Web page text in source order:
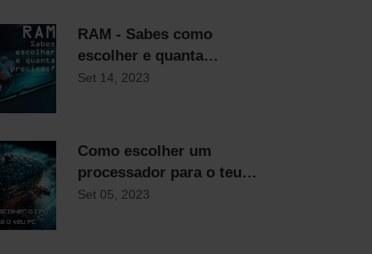
RAM - Sabes como
escolher e quanta
precisas?
Set 14, 2023
Como escolher um
processador para o teu
computador
Set 05, 2023